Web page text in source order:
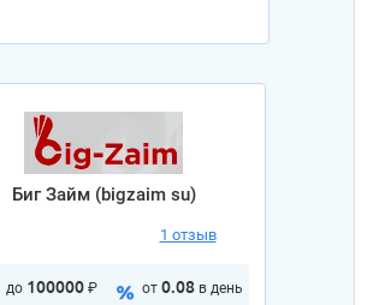
Биг Займ (bigzaim su)
1 отзыв
до 100000 ₽ от 0.08 в день